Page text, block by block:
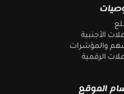
الموقع
الأجنبية
والمؤشرات
الرقمية